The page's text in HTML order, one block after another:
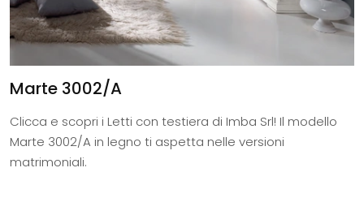
Marte 3002/A
Clicca e scopri i Letti con testiera di Imba Srl! Il modello
Marte 3002/A in legno ti aspetta nelle versioni
matrimoniali.